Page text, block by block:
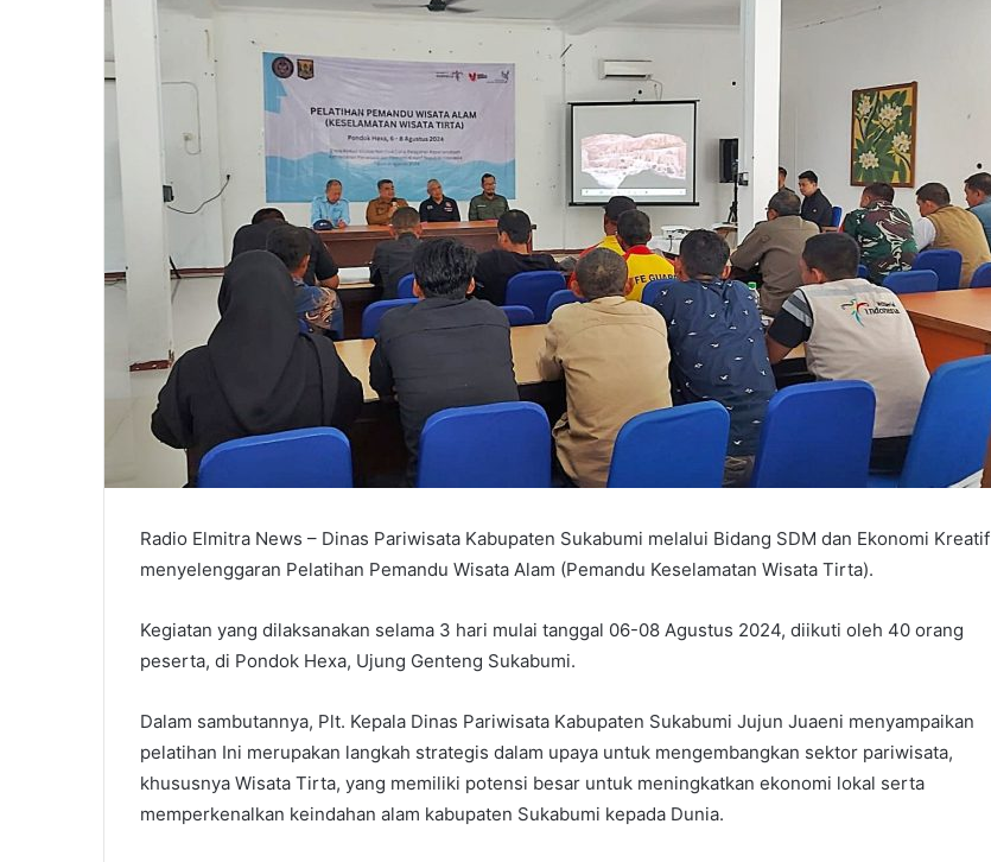
Radio Elmitra News – Dinas Pariwisata Kabupaten Sukabumi melalui Bidang SDM dan Ekonomi Kreatif
menyelenggaran Pelatihan Pemandu Wisata Alam (Pemandu Keselamatan Wisata Tirta).
Kegiatan yang dilaksanakan selama 3 hari mulai tanggal 06-08 Agustus 2024, diikuti oleh 40 orang
peserta, di Pondok Hexa, Ujung Genteng Sukabumi.
Dalam sambutannya, Plt. Kepala Dinas Pariwisata Kabupaten Sukabumi Jujun Juaeni menyampaikan
pelatihan Ini merupakan langkah strategis dalam upaya untuk mengembangkan sektor pariwisata,
khususnya Wisata Tirta, yang memiliki potensi besar untuk meningkatkan ekonomi lokal serta
memperkenalkan keindahan alam kabupaten Sukabumi kepada Dunia.